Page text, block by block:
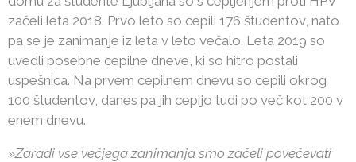
začeli leta 2018. Prvo leto so cepili 176 študentov, nato
pa se je zanimanje iz leta v leto večalo. Leta 2019 so
uvedli posebne cepilne dneve, ki so hitro postali
uspešnica. Na prvem cepilnem dnevu so cepili okrog
100 študentov, danes pa jih cepijo tudi po več kot 200 v
enem dnevu.
»Zaradi vse večjega zanimanja smo začeli povečevati